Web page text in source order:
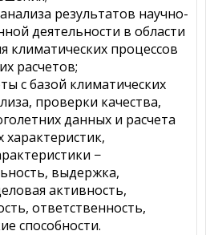
результатов научно-
деятельности в области
климатических процессов
расчетов;
с базой климатических
проверки качества,
данных и расчета
характеристик,
−
выдержка,
активность,
ответственность,
способности.